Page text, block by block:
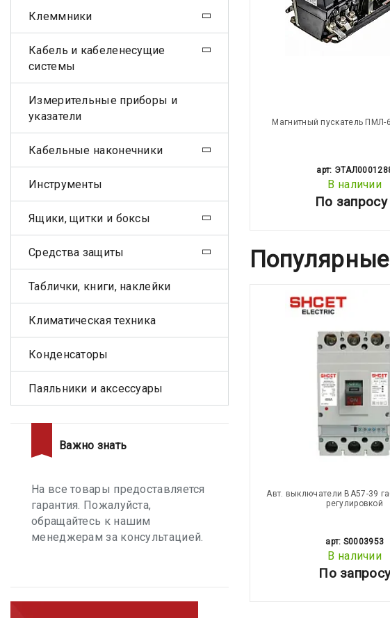
Магнитный пускатель ПМЛ-
арт:
В наличии
По запросу
Авт. выключатели ВА57-39
регулировкой
арт: S0003953
В наличии
По
Клеммники
Кабель и кабеленесущие
системы
Измерительные приборы и
указатели
Кабельные наконечники
Инструменты
Ящики, щитки и боксы
Средства защиты
Таблички, книги, наклейки
Климатическая техника
Конденсаторы
Паяльники и аксессуары
Важно знать
На все товары предоставляется
гарантия. Пожалуйста,
обращайтесь к нашим
менеджерам за консультацией.